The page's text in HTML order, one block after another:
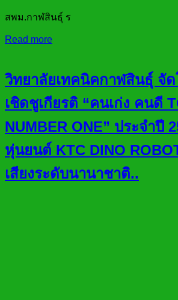
สพม.กาฬสินธุ์ ร
Read more
วิทยาลัยเทคนิคกาฬสินธุ์ จัด
เชิดชูเกียรติ “คนเก่ง คนดี
NUMBER ONE” ประจำปี
หุ่นยนต์ KTC DINO
เสียงระดับนานาชาติ..